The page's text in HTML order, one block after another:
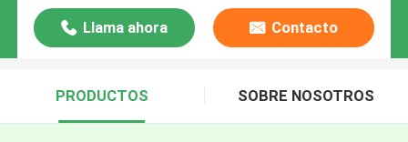
Llama ahora Contacto
PRODUCTOS SOBRE NOSOTROS